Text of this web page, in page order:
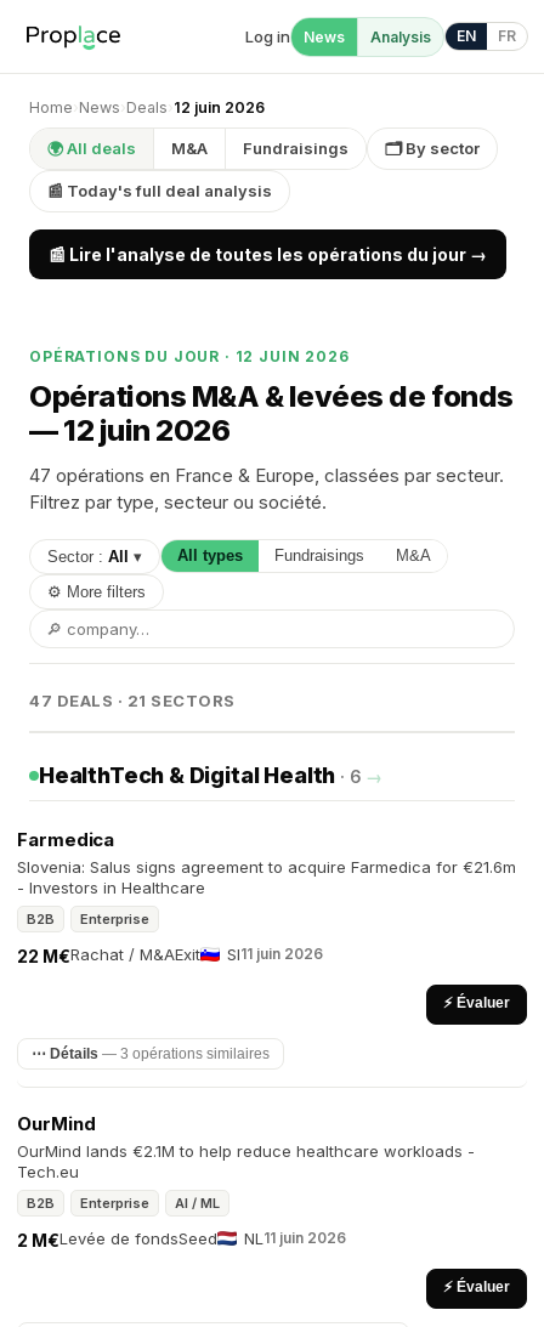
Log in News Analysis EN FR
Home› News› Deals› 12 juin 2026
🌍 All deals M&A Fundraisings 🗂 By sector
📰 Today's full deal analysis
📰 Lire l'analyse de toutes les opérations du jour →
OPÉRATIONS DU JOUR · 12 JUIN 2026
Opérations M&A & levées de fonds
— 12 juin 2026
47 opérations en France & Europe, classées par secteur.
Filtrez par type, secteur ou société.
Sector : All ▾ All types Fundraisings M&A
⚙ More filters
47 DEALS · 21 SECTORS
HealthTech & Digital Health · 6 →
Farmedica
Slovenia: Salus signs agreement to acquire Farmedica for €21.6m
- Investors in Healthcare
B2B Enterprise
Rachat / M&A
22 M€ Exit SI11 juin 2026
⚡ Évaluer
⋯ Détails — 3 opérations similaires
OurMind
OurMind lands €2.1M to help reduce healthcare workloads -
Tech.eu
B2B Enterprise AI / ML
Levée de fonds
2 M€ Seed NL 11 juin 2026
⚡ Évaluer